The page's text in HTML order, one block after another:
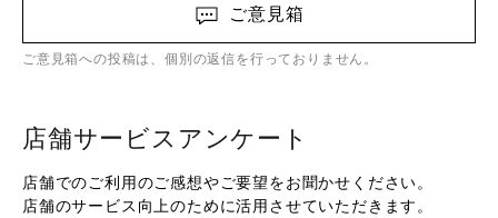
ご意見箱
ご意見箱への投稿は、個別の返信を行っておりません。
店舗サービスアンケート
店舗でのご利用のご感想やご要望をお聞かせください。
店舗のサービス向上のために活用させていただきます。